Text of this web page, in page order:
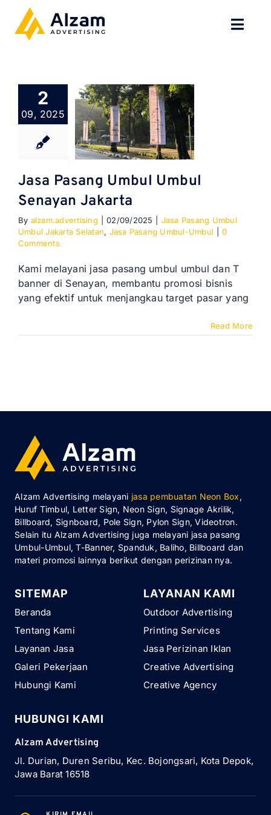
content
TENTANG
SPESIALISASI
GALERI
KONTAK
BLOG
2
09, 2025
Jasa Pasang Umbul Umbul
Senayan Jakarta
By alzam.advertising 02/09/2025
Jasa Pasang Umbul
Umbul Jakarta Selatan, Jasa Pasang Umbul-Umbul
0
Comments
Kami melayani jasa pasang umbul umbul dan T
banner di Senayan, membantu promosi bisnis
yang efektif untuk menjangkau target pasar yang
Read More
Alzam Advertising melayani jasa pembuatan Neon Box,
Huruf Timbul, Letter Sign, Neon Sign, Signage Akrilik,
Billboard, Signboard, Pole Sign, Pylon Sign, Videotron.
Selain itu Alzam Advertising juga melayani jasa pasang
Umbul-Umbul, T-Banner, Spanduk, Baliho, Billboard dan
materi promosi lainnya berikut dengan perizinan nya.
SITEMAP
Beranda
Tentang Kami
Layanan Jasa
Galeri Pekerjaan
Hubungi Kami
LAYANAN KAMI
Outdoor Advertising
Printing Services
Jasa Perizinan Iklan
Creative Advertising
Creative Agency
HUBUNGI KAMI
Alzam Advertising
Jl. Durian, Duren Seribu, Kec. Bojongsari, Kota Depok,
Jawa Barat 16518